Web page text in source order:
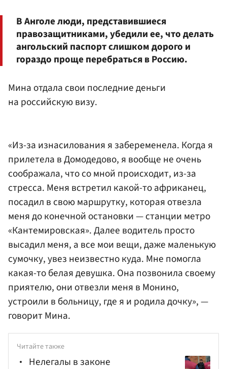
В Анголе люди, представившиеся
правозащитниками, убедили ее, что делать
ангольский паспорт слишком дорого и
гораздо проще перебраться в Россию.
Мина отдала свои последние деньги
на российскую визу.
«Из-за изнасилования я забеременела. Когда я
прилетела в Домодедово, я вообще не очень
соображала, что со мной происходит, из-за
стресса. Меня встретил какой-то африканец,
посадил в свою маршрутку, которая отвезла
меня до конечной остановки — станции метро
«Кантемировская». Далее водитель просто
высадил меня, а все мои вещи, даже маленькую
сумочку, увез неизвестно куда. Мне помогла
какая-то белая девушка. Она позвонила своему
приятелю, они отвезли меня в Монино,
устроили в больницу, где я и родила дочку», —
говорит Мина.
Читайте также
Нелегалы в законе